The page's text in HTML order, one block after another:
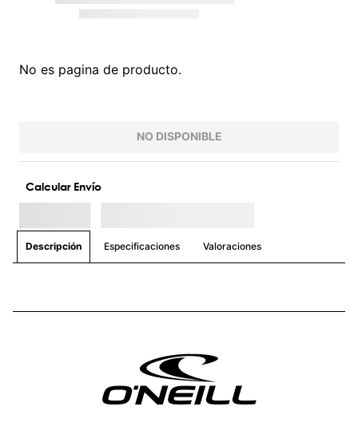
No es pagina de producto.
NO DISPONIBLE
Calcular Envío
Descripción Especificaciones Valoraciones